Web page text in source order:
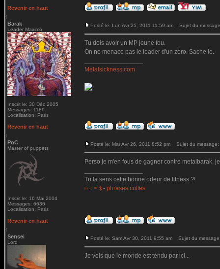
Revenir en haut
Barak
Leader Maximö
Inscrit le: 30 Déc 2005
Messages: 1189
Localisation: Paris
Posté le: Lun Avr 25, 2011 11:59 am Sujet du
Tu dois avoir un MP jeune fou.
On ne menace pas le leader d'un zéro. Sache le.
Metalsickness.com
Revenir en haut
PoC
Master of puppets
Inscrit le: 16 Mai 2004
Messages: 6636
Localisation: Paris
Posté le: Mar Avr 26, 2011 8:52 pm Sujet du message:
Perso je m'en fous de gagner contre metalbarak,
Tu la sens cette bonne odeur de fitness ?!
© € ™ $ - phrases cultes
Revenir en haut
Sensei
Lord
Posté le: Sam Avr 30, 2011 9:55 am Sujet du
Je vois que le monde est tendu par ici...